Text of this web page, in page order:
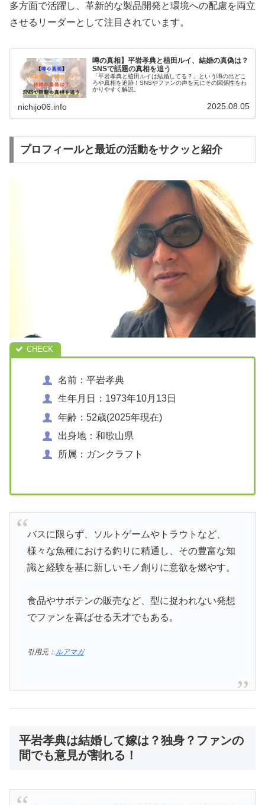
多方面で活躍し、革新的な製品開発と環境への配慮を両立
させるリーダーとして注目されています。
噂の真相】平岩孝典と植田ルイ、結婚の真偽は？
SNSで話題の真相を追う
「平岩孝典と植田ルイは結婚してる？」という噂の出どこ
ろや真相を追跡！SNSやファンの声を元にその関係性をわ
かりやすく解説。
nichijo06.info 2025.08.05
プロフィールと最近の活動をサクッと紹介
名前：平岩孝典
生年月日：1973年10月13日
年齢：52歳(2025年現在)
出身地：和歌山県
所属：ガンクラフト
バスに限らず、ソルトゲームやトラウトなど、
様々な魚種における釣りに精通し、その豊富な知
識と経験を基に新しいモノ創りに意欲を燃やす。
食品やサボテンの販売など、型に捉われない発想
でファンを喜ばせる天才でもある。
引用元： ルアマガ
平岩孝典は結婚して嫁は？独身？ファンの
間でも意見が割れる！